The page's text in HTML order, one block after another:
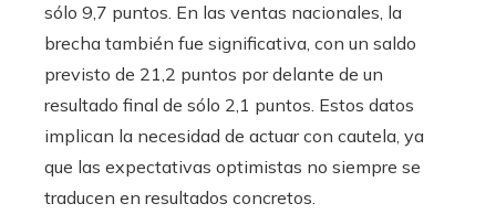
sólo 9,7 puntos. En las ventas nacionales, la
brecha también fue significativa, con un saldo
previsto de 21,2 puntos por delante de un
resultado final de sólo 2,1 puntos. Estos datos
implican la necesidad de actuar con cautela, ya
que las expectativas optimistas no siempre se
traducen en resultados concretos.